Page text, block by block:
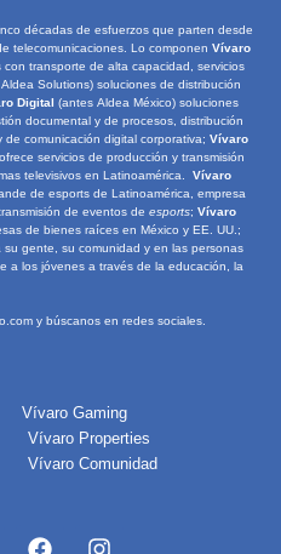
décadas de esfuerzos que parten desde
telecomunicaciones. Lo componen Vívaro
transporte de alta capacidad, servicios
Solutions) soluciones de distribución
Digital (antes Aldea México) soluciones
documental y de procesos, distribución
comunicación digital corporativa; Vívaro
servicios de producción y transmisión
televisivos en Latinoamérica. Vívaro
de esports de Latinoamérica, empresa
de eventos de esports; Vívaro
de bienes raíces en México y EE. UU.;
su gente, su comunidad y en las personas
a los jóvenes a través de la educación, la
y búscanos en redes sociales.
Vívaro Gaming
Vívaro Properties
Vívaro Comunidad